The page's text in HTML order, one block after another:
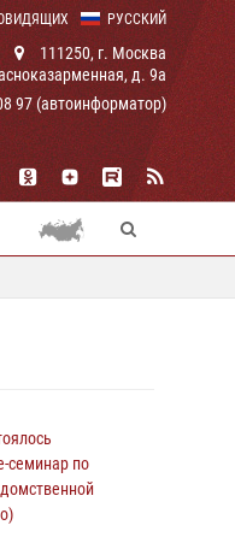
РУССКИЙ
111250, г. Москва
д. 9а
97 (автоинформатор)
семинар по